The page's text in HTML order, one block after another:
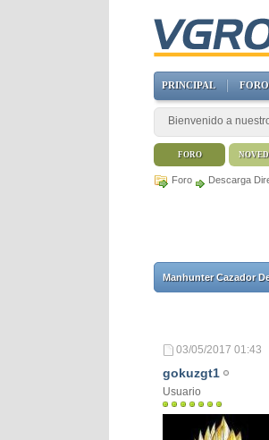
Foro Descarga
Manhunter Cazador
03/05/2017 01:43
gokuzgt1
Usuario
PRINCIPAL FORO
Bienvenido a
FORO